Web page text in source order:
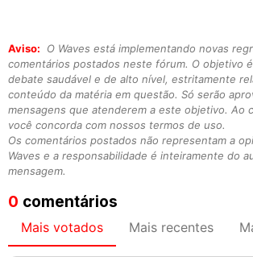
Aviso:
O Waves está implementando novas
comentários postados neste fórum. O objetivo
debate saudável e de alto nível, estritamente
conteúdo da matéria em questão. Só serão
mensagens que atenderem a este objetivo. Ao
você concorda com nossos termos de uso.
Os comentários postados não representam a
Waves e a responsabilidade é inteiramente do
mensagem.
0 comentários
Mais votados Mais recentes